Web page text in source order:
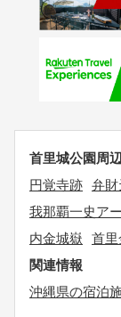
首里城公園周
円覚寺跡 弁
我那覇一史ア
内金城嶽
首里
関連情報
沖縄県の宿泊